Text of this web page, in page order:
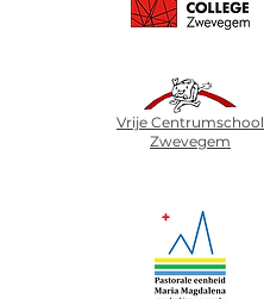
Vrije Centrumschool
Zwevegem